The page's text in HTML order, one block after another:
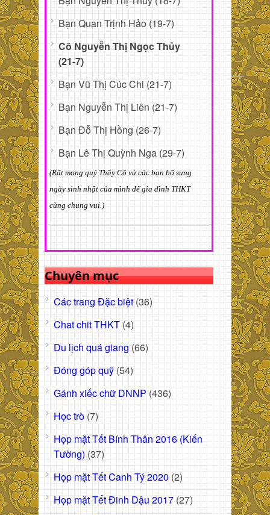
Bạn Quan Trịnh Hảo (19-7)
Cô Nguyễn Thị Ngọc Thủy
(21-7)
Bạn Vũ Thị Cúc Chi (21-7)
Bạn Nguyễn Thị Liên (21-7)
Bạn Đỗ Thị Hồng (26-7)
Bạn Lê Thị Quỳnh Nga (29-7)
(Rất mong quý Thầy Cô và các bạn bổ sung
ngày sinh nhật của mình để gia đình THKT
cùng chung vui.)
Chuyên mục
Các trang Đặc biệt (36)
Chat chit THKT (4)
Du lịch quá giang (66)
Đóng góp quỹ (54)
Gánh xiếc chữ DNNP (436)
Học trò (7)
Họp mặt Tết Bính Thân 2016 (Kiến
Tường) (37)
Họp mặt Tết Canh Tý 2020 (2)
Họp mặt Tết Đinh Dậu 2017 (27)